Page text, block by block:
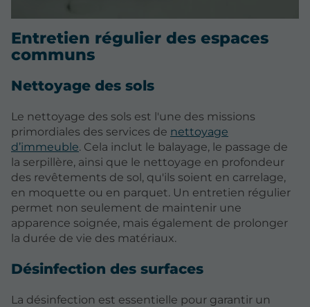
Entretien régulier des espaces
communs
Nettoyage des sols
Le nettoyage des sols est l'une des missions
primordiales des services de nettoyage
d’immeuble. Cela inclut le balayage, le passage de
la serpillère, ainsi que le nettoyage en profondeur
des revêtements de sol, qu'ils soient en carrelage,
en moquette ou en parquet. Un entretien régulier
permet non seulement de maintenir une
apparence soignée, mais également de prolonger
la durée de vie des matériaux.
Désinfection des surfaces
La désinfection est essentielle pour garantir un